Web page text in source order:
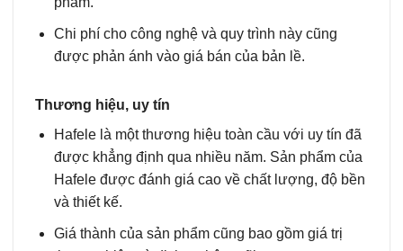
Chi phí cho công nghệ và quy trình này cũng
được phản ánh vào giá bán của bản lề.
Thương hiệu, uy tín
Hafele là một thương hiệu toàn cầu với uy tín đã
được khẳng định qua nhiều năm. Sản phẩm của
Hafele được đánh giá cao về chất lượng, độ bền
và thiết kế.
Giá thành của sản phẩm cũng bao gồm giá trị